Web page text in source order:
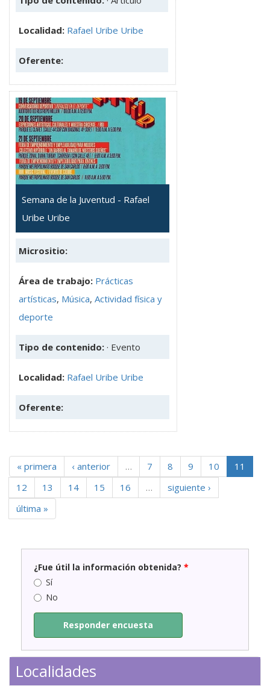
Localidad: Rafael Uribe Uribe
Oferente:
Semana de la Juventud - Rafael
Uribe Uribe
Micrositio:
Área de trabajo: Prácticas
artísticas, Música, Actividad física y
deporte
Tipo de contenido: · Evento
Localidad: Rafael Uribe Uribe
Oferente:
« primera ‹ anterior … 7 8 9 10
11
12
13 14 15 16 …
siguiente ›
última »
¿Fue útil la información obtenida? *
Sí
No
Responder encuesta
Localidades